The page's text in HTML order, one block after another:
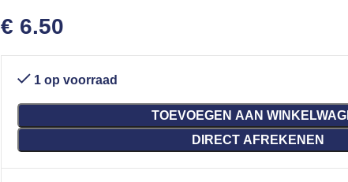
€ 6.50
1 op voorraad
TOEVOEGEN AAN
DIRECT AFREKENEN